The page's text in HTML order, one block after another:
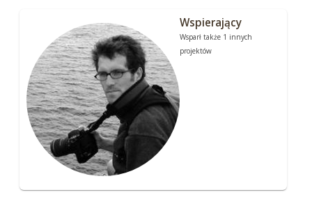
Wspierający
Wsparł także 1 innych
projektów